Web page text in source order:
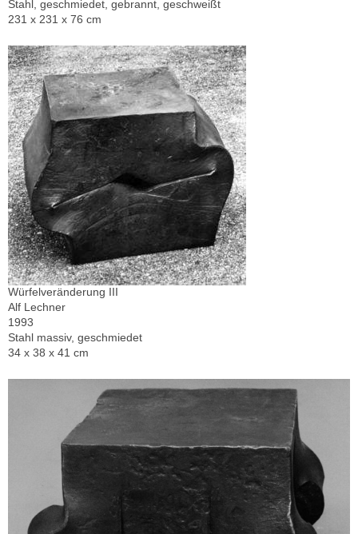
Stahl, geschmiedet, gebrannt, geschweißt
231 x 231 x 76 cm
Würfelveränderung III
Alf Lechner
1993
Stahl massiv, geschmiedet
34 x 38 x 41 cm